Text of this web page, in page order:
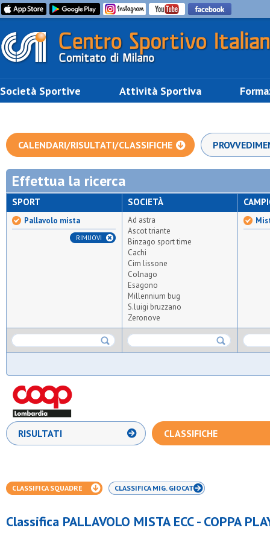
Società Sportive Attività Sportiva
CALENDARI/RISULTATI/CLASSIFICHE
Effettua la ricerca
SPORT
Pallavolo mista
RIMUOVI
SOCIETÀ
Ad astra
Ascot triante
Binzago sport time
Cachi
Cim lissone
Colnago
Esagono
Millennium bug
S.luigi bruzzano
Zeronove
RISULTATI CLASSIFICHE
CLASSIFICA SQUADRE CLASSIFICA MIG. GIOCAT.
Classifica PALLAVOLO MISTA ECC - COPPA